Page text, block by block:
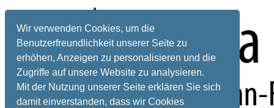
Wir verwenden Cookies, um die
Benutzerfreundlichkeit unserer Seite zu
erhöhen, Anzeigen zu personalisieren und die
Zugriffe auf unsere Website zu analysieren.
Mit der Nutzung unserer Seite erklären Sie sich
damit einverstanden, dass wir Cookies